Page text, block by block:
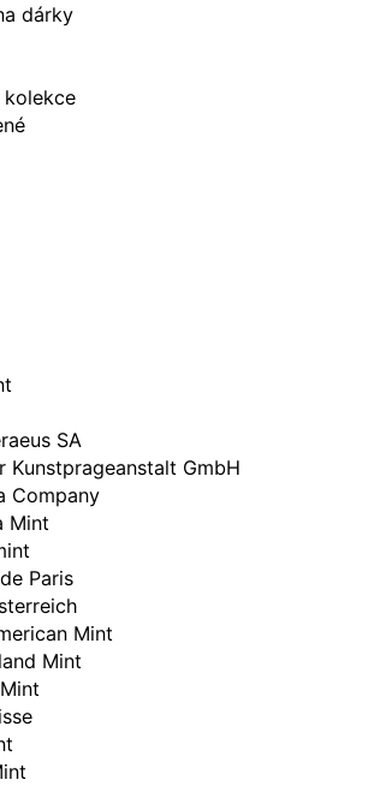
dárky
kolekce
SA
Kunstprageanstalt GmbH
Company
Mint
Paris
Mint
Mint